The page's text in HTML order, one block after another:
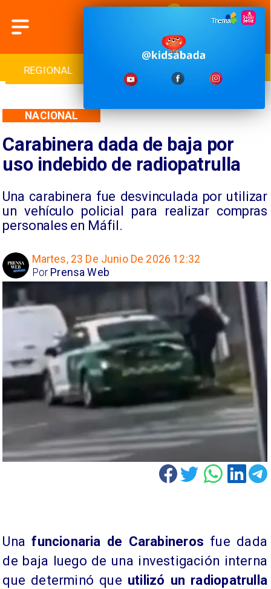
INTERNACIONAL DEPORTES CULTURA
Carabinera dada de baja por
uso indebido de radiopatrulla
Una carabinera fue desvinculada por utilizar
un vehículo policial para realizar compras
personales en Máfil.
NACIONAL
Martes, 23 De Junio De 2026 12:32
Prensa Web
Por
Unafuncionaria de Carabineros fue dada
de baja luego de una investigación interna
que determinó que utilizó un radiopatrulla